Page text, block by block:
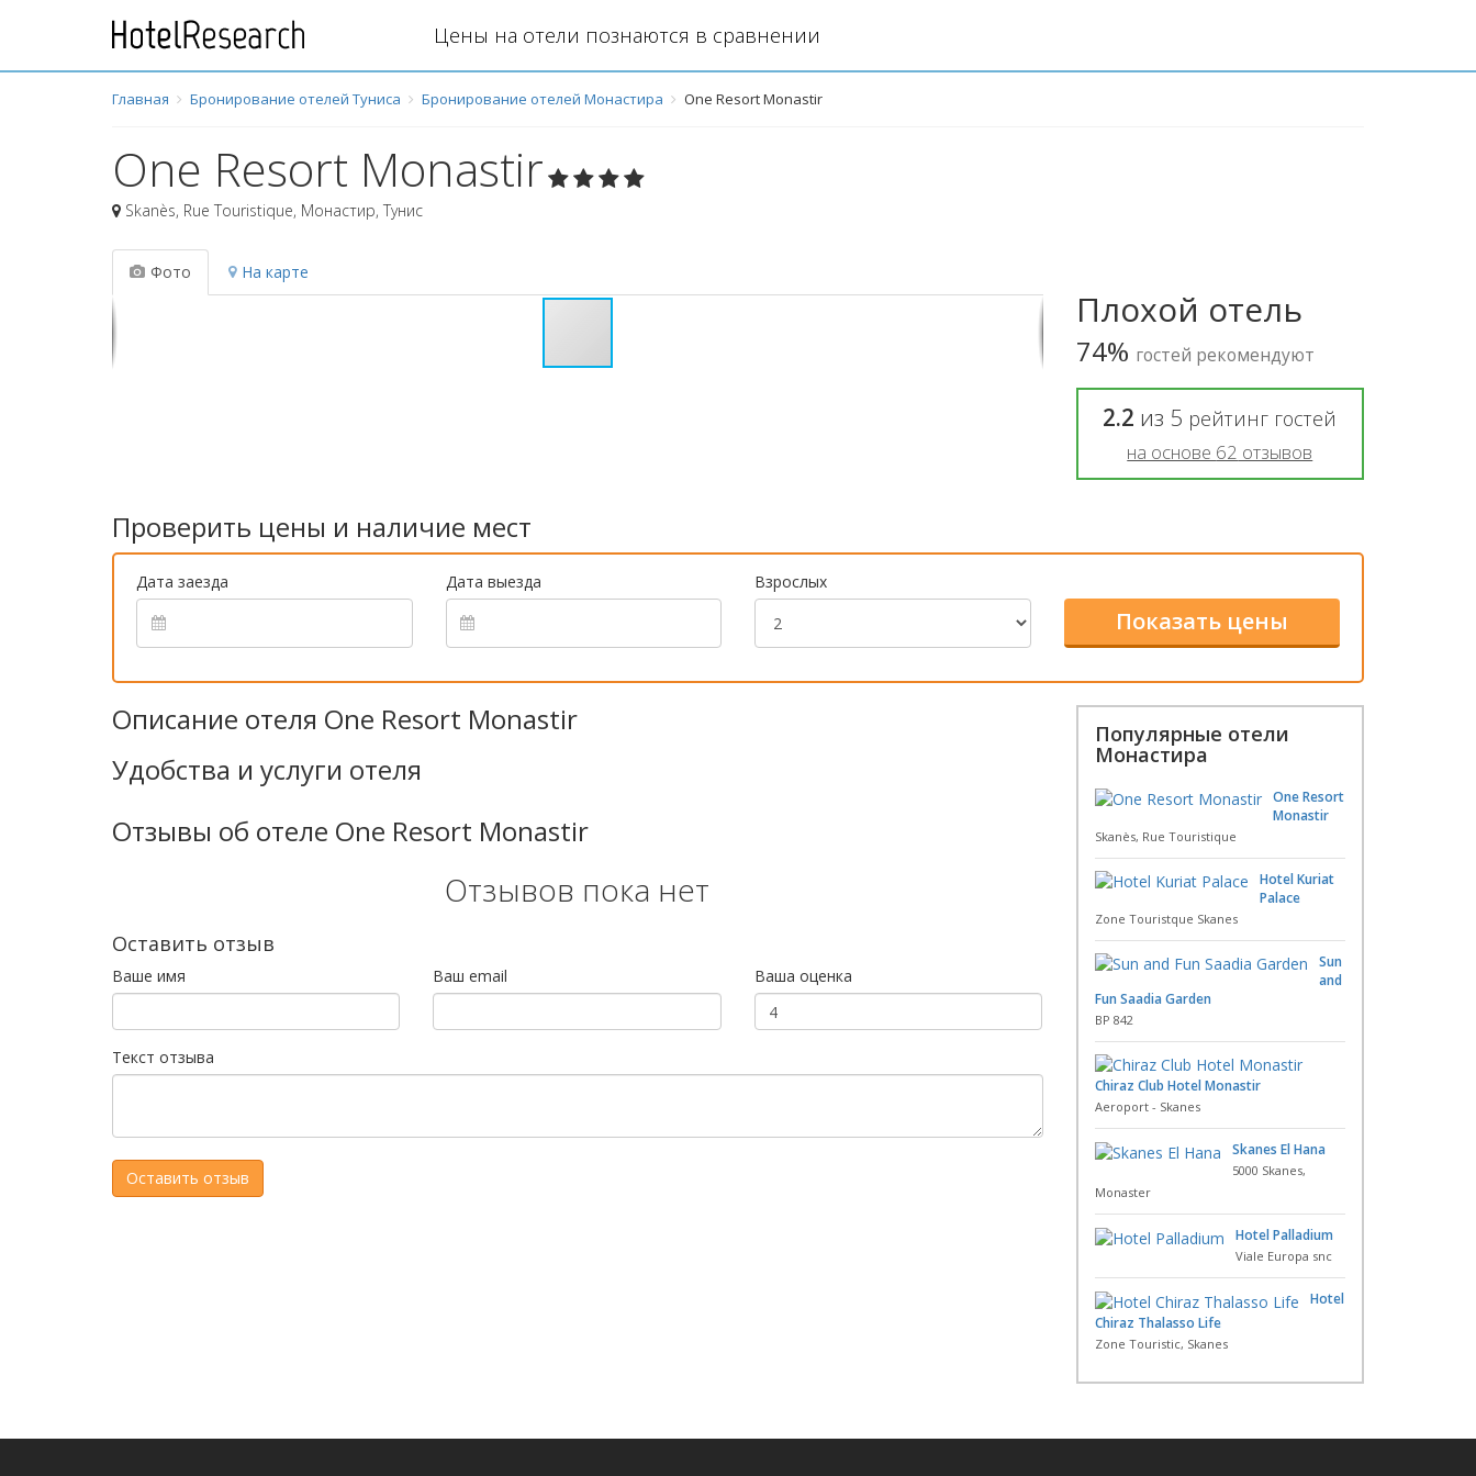
Цены на отели познаются в сравнении
Главная Бронирование отелей Туниса Бронирование отелей Монастира One Resort Monastir
One Resort Monastir
Skanès, Rue Touristique, Монастир, Тунис
Фото На карте
Плохой отель
74% гостей рекомендуют
2.2 из 5 рейтинг гостей
на основе 62 отзывов
Проверить цены и наличие мест
Дата заезда Дата выезда Взрослых
Описание отеля One Resort Monastir
Удобства и услуги отеля
Отзывы об отеле One Resort Monastir
Отзывов пока нет
Оставить отзыв
Ваше имя Ваш email Ваша оценка
Текст отзыва
Популярные отели
Монастира
One Resort
Monastir
Skanès, Rue Touristique
Hotel Kuriat
Palace
Zone Touristque Skanes
Sun
and
Fun Saadia Garden
BP 842
Chiraz Club Hotel Monastir
Aeroport - Skanes
Skanes El Hana
5000 Skanes,
Monaster
Hotel Palladium
Viale Europa snc
Hotel
Chiraz Thalasso Life
Zone Touristic, Skanes